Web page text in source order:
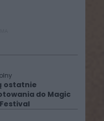
ostatnie
do Magic